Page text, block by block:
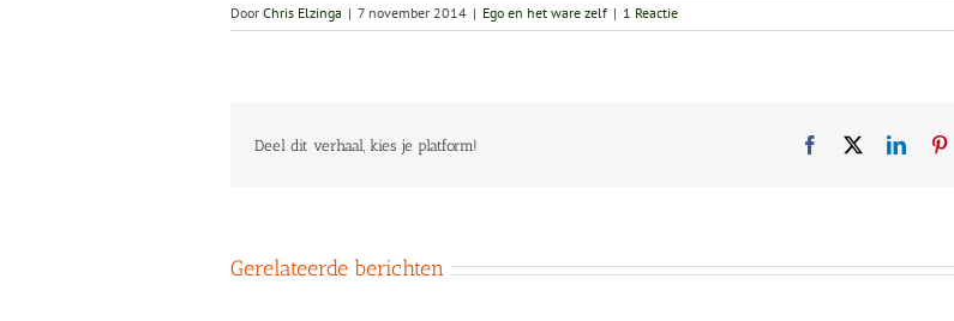
Door Chris Elzinga | 7 november 2014 | Ego en het ware zelf | 1 Reactie
Deel dit verhaal, kies je platform! Facebook
Gerelateerde berichten